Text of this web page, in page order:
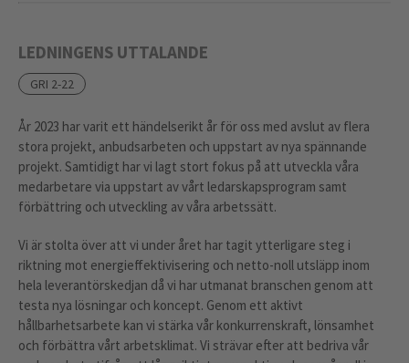
LEDNINGENS UTTALANDE
GRI 2-22
År 2023 har varit ett händelserikt år för oss med avslut av flera
stora projekt, anbudsarbeten och uppstart av nya spännande
projekt. Samtidigt har vi lagt stort fokus på att utveckla våra
medarbetare via uppstart av vårt ledarskapsprogram samt
förbättring och utveckling av våra arbetssätt.
Vi är stolta över att vi under året har tagit ytterligare steg i
riktning mot energieffektivisering och netto-noll utsläpp inom
hela leverantörskedjan då vi har utmanat branschen genom att
testa nya lösningar och koncept. Genom ett aktivt
hållbarhetsarbete kan vi stärka vår konkurrenskraft, lönsamhet
och förbättra vårt arbetsklimat. Vi strävar efter att bedriva vår